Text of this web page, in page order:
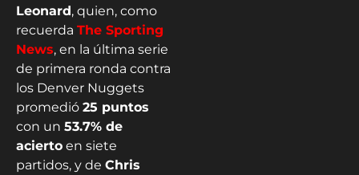
Leonard, quien, como
recuerda The Sporting
News, en la última serie
de primera ronda contra
los Denver Nuggets
promedió 25 puntos
con un 53.7% de
acierto en siete
partidos, y de Chris